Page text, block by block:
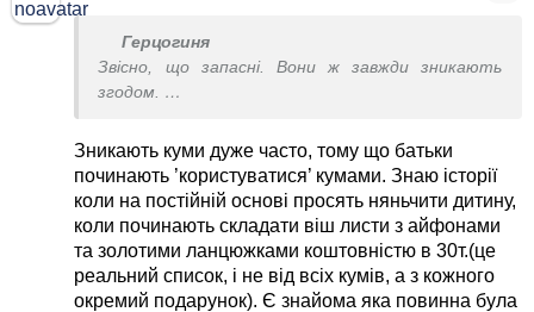
Герцогиня
Звісно, що запасні. Вони ж завжди зникають
згодом.
зникають з життя похресників і їх батьків.
Зникають куми дуже часто, тому що батьки
починають ’користуватися’ кумами. Знаю історії
коли на постійній основі просять няньчити дитину,
коли починають складати віш листи з айфонами
та золотими ланцюжками коштовністю в 30т.(це
реальний список, і не від всіх кумів, а з кожного
окремий подарунок). Є знайома яка повинна була